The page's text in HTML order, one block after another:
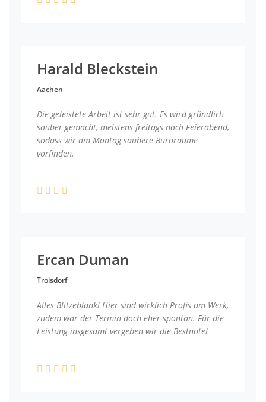
Harald Bleckstein
Aachen
Die geleistete Arbeit ist sehr gut. Es wird gründlich
sauber gemacht, meistens freitags nach Feierabend,
sodass wir am Montag saubere Büroräume
vorfinden.
Ercan Duman
Troisdorf
Alles Blitzeblank! Hier sind wirklich Profis am Werk,
zudem war der Termin doch eher spontan. Für die
Leistung insgesamt vergeben wir die Bestnote!